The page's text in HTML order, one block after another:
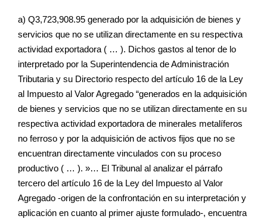
a) Q3,723,908.95 generado por la adquisición de bienes y
servicios que no se utilizan directamente en su respectiva
actividad exportadora ( … ). Dichos gastos al tenor de lo
interpretado por la Superintendencia de Administración
Tributaria y su Directorio respecto del artículo 16 de la Ley
al Impuesto al Valor Agregado “generados en la adquisición
de bienes y servicios que no se utilizan directamente en su
respectiva actividad exportadora de minerales metalíferos
no ferroso y por la adquisición de activos fijos que no se
encuentran directamente vinculados con su proceso
productivo ( … ). »… El Tribunal al analizar el párrafo
tercero del artículo 16 de la Ley del Impuesto al Valor
Agregado -origen de la confrontación en su interpretación y
aplicación en cuanto al primer ajuste formulado-, encuentra